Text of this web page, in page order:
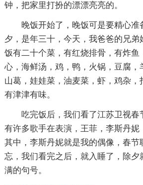
钟，把家里打扮的漂漂亮亮的。
晚饭开始了，晚饭可是要精心准
夕，是年三十，今天，我爸爸的兄弟
饭有二十个菜，有红烧排骨，有炸鱼
心，海鲜汤，鸡，鸭，火锅，豆腐，
山葛，娃娃菜，油麦菜，虾，鸡杂，
有津津有味。
吃完饭后，我们看了江苏卫视春
有许多歌手在表演，王菲，李斯丹妮
其中，李斯丹妮就是我的偶像，春节
忘，我们看完之后，就入睡了，除夕
满的句号。